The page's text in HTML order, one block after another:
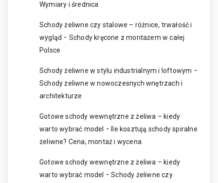
Wymiary i średnica
Schody żeliwne czy stalowe – różnice, trwałość i
wygląd - Schody kręcone z montażem w całej
Polsce
Schody żeliwne w stylu industrialnym i loftowym -
Schody żeliwne w nowoczesnych wnętrzach i
architekturze
Gotowe schody wewnętrzne z żeliwa – kiedy
warto wybrać model
- Ile kosztują schody spiralne
żeliwne? Cena, montaż i wycena
Gotowe schody wewnętrzne z żeliwa – kiedy
warto wybrać model
-Schody żeliwne czy